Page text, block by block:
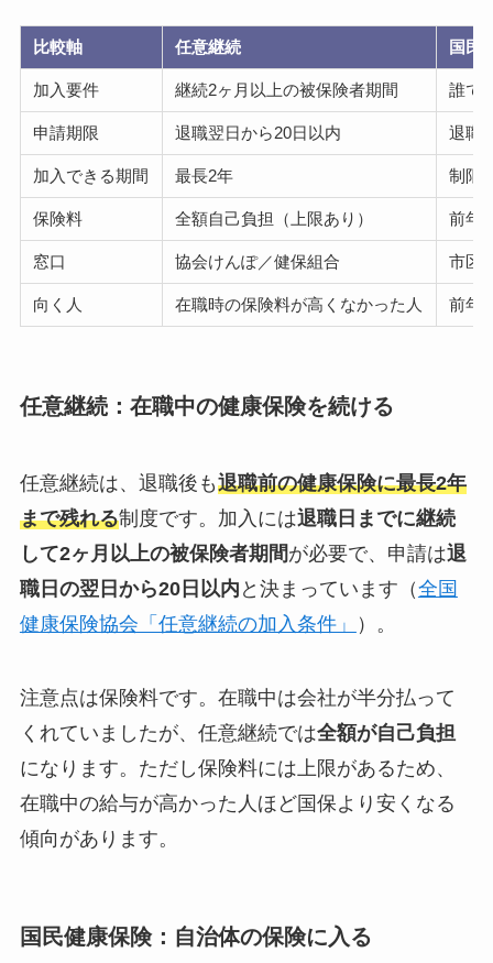
比較軸 任意継続 国民
加入要件 継続2ヶ月以上の被保険者期間 誰で
申請期限 退職翌日から20日以内 退職
加入できる期間 最長2年 制限
保険料 全額自己負担（上限あり） 前年
窓口 協会けんぽ／健保組合 市区
向く人 在職時の保険料が高くなかった人 前年
任意継続：在職中の健康保険を続ける
任意継続は、退職後も退職前の健康保険に最長2年
まで残れる制度です。加入には退職日までに継続
して2ヶ月以上の被保険者期間が必要で、申請は退
職日の翌日から20日以内 と決まっています（全国
健康保険協会「任意継続の加入条件」
）。
注意点は保険料です。在職中は会社が半分払って
くれていましたが、任意継続では全額が自己負担
になります。ただし保険料には上限があるため、
在職中の給与が高かった人ほど国保より安くなる
傾向があります。
国民健康保険：自治体の保険に入る